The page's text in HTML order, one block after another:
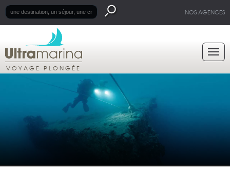
NOS AGENCES
VOYAGE PLONGÉE